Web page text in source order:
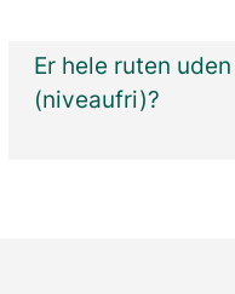
Er hele ruten
(niveaufri)?